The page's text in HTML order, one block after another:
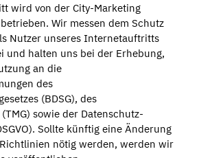
wird von der City-Marketing
Wir messen dem Schutz
Nutzer unseres Internetauftritts
und halten uns bei der Erhebung,
an die
des
(BDSG), des
sowie der Datenschutz-
Sollte künftig eine Änderung
nötig werden, werden wir